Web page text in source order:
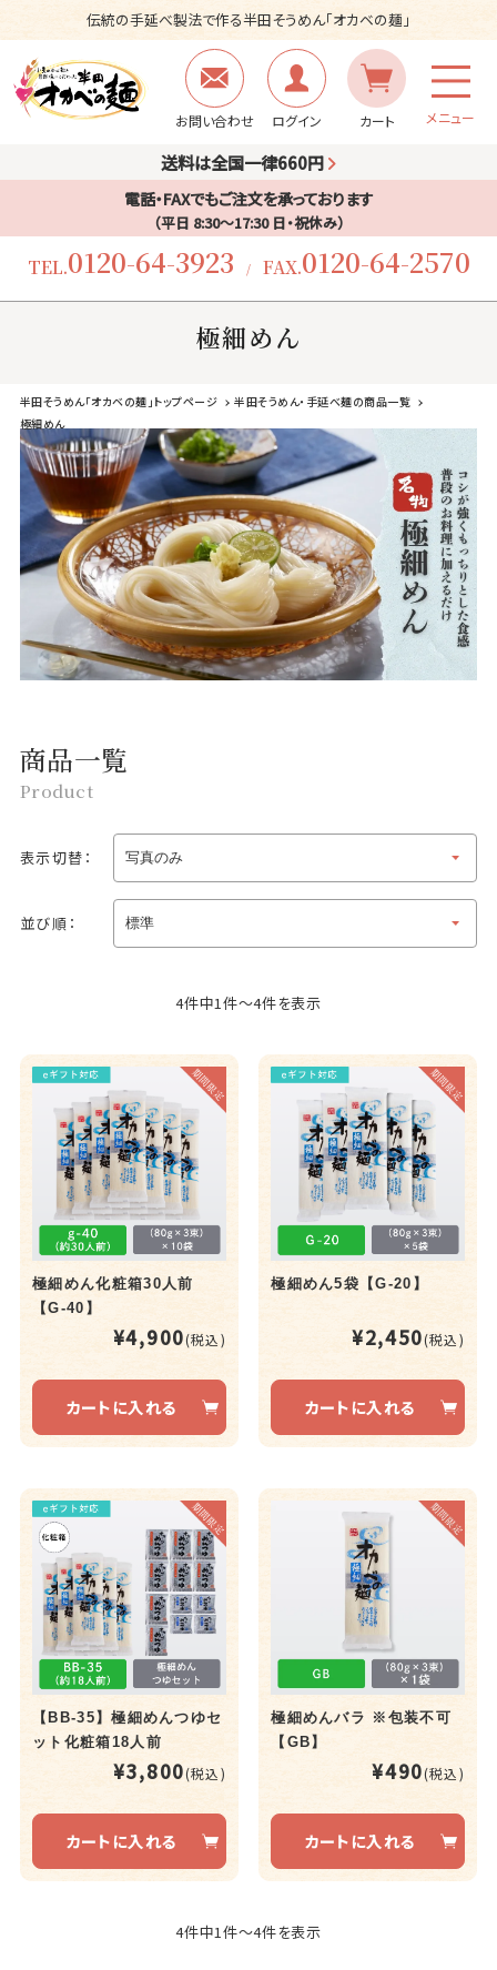
伝統の手延べ製法で作る半田そうめん「オカベの麺」
お問い合わせ ログイン カート メニュー
送料は全国一律660円
電話・FAXでもご注文を承っております
（平日 8:30〜17:30 日・祝休み）
TEL.0120-64-3923 / FAX.0120-64-2570
半田そうめん「オカベの麺」トップページ
半田そうめん・手延べ麺の商品一覧
極細めん
極細めん
商品一覧
Product
表示切替：
並び順：
4件中1件～4件を表示
極細めん化粧箱30人前
【G-40】
¥4,900(税込)
カートに入れる
極細めん5袋【G-20】
¥2,450(税込)
カートに入れる
【BB-35】極細めんつゆセ
ット化粧箱18人前
¥3,800(税込)
カートに入れる
極細めんバラ ※包装不可
【GB】
¥490(税込)
カートに入れる
4件中1件～4件を表示